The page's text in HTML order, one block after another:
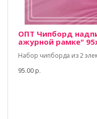
ОПТ Чипборд
ажурной рамке"
Набор чипборда из 2
95.00 р.